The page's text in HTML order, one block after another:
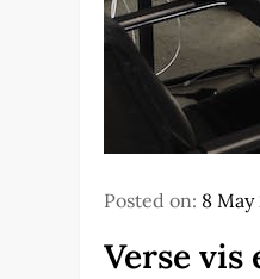
Posted on: 8 May
Verse vis